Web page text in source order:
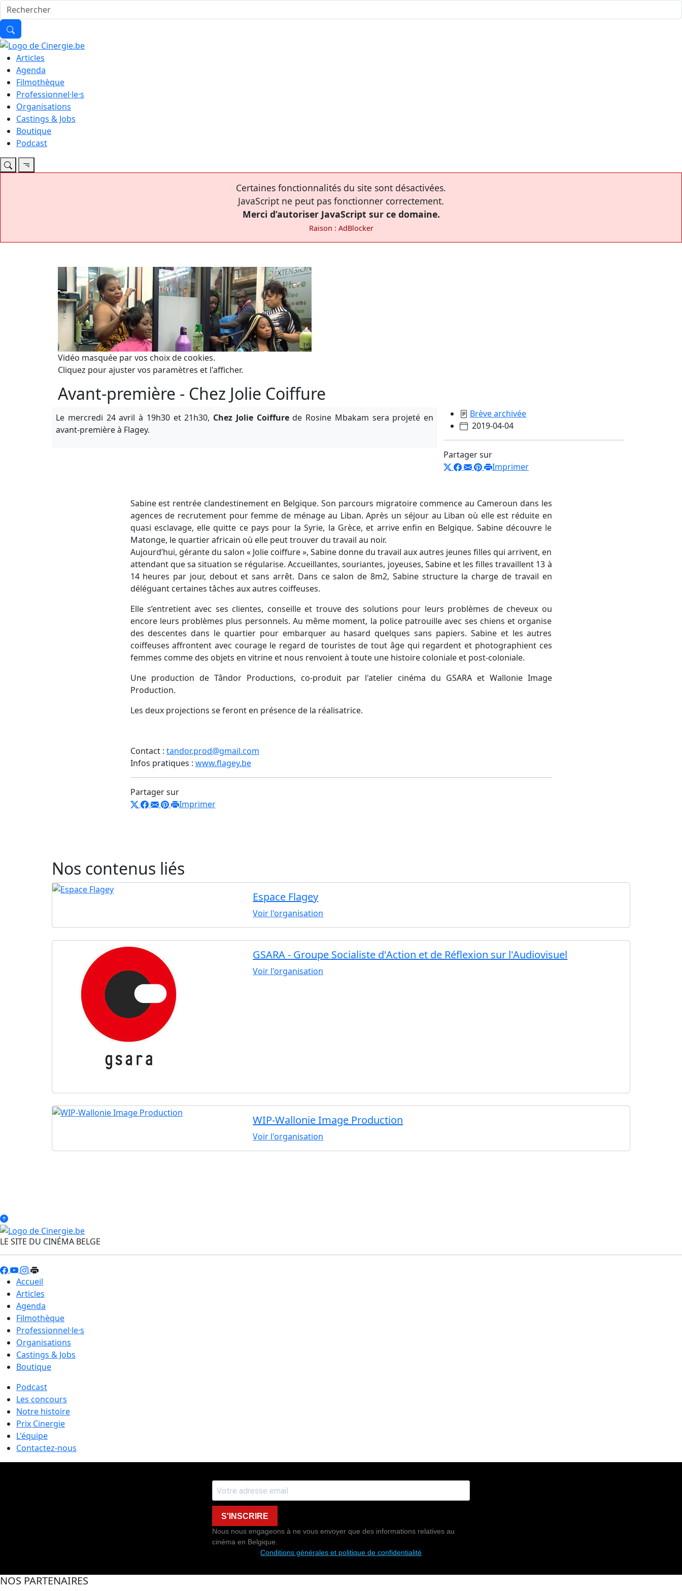
Articles
Agenda
Filmothèque
Professionnel·le·s
Organisations
Castings & Jobs
Boutique
Podcast
Certaines fonctionnalités du site sont désactivées.
JavaScript ne peut pas fonctionner correctement.
Merci d’autoriser JavaScript sur ce domaine.
Raison : AdBlocker
Vidéo masquée par vos choix de cookies.
Cliquez pour ajuster vos paramètres et l'afficher.
Avant-première - Chez Jolie Coiffure
Le mercredi 24 avril à 19h30 et 21h30, Chez Jolie Coiffurede Rosine Mbakam sera projeté en
avant-première à Flagey.
Brève archivée
2019-04-04
Partager sur
Imprimer
Sabine est rentrée clandestinement en Belgique. Son parcours migratoire commence au Cameroun dans les
agences de recrutement pour femme de ménage au Liban. Après un séjour au Liban où elle est réduite en
quasi esclavage, elle quitte ce pays pour la Syrie, la Grèce, et arrive enfin en Belgique. Sabine découvre le
Matonge, le quartier africain où elle peut trouver du travail au noir.
Aujourd’hui, gérante du salon « Jolie coiffure », Sabine donne du travail aux autres jeunes filles qui arrivent, en
attendant que sa situation se régularise. Accueillantes, souriantes, joyeuses, Sabine et les filles travaillent 13 à
14 heures par jour, debout et sans arrêt. Dans ce salon de 8m2, Sabine structure la charge de travail en
déléguant certaines tâches aux autres coiffeuses.
Elle s’entretient avec ses clientes, conseille et trouve des solutions pour leurs problèmes de cheveux ou
encore leurs problèmes plus personnels. Au même moment, la police patrouille avec ses chiens et organise
des descentes dans le quartier pour embarquer au hasard quelques sans papiers. Sabine et les autres
coiffeuses affrontent avec courage le regard de touristes de tout âge qui regardent et photographient ces
femmes comme des objets en vitrine et nous renvoient à toute une histoire coloniale et post-coloniale.
Une production de Tândor Productions, co-produit par l'atelier cinéma du GSARA et Wallonie Image
Production.
Les deux projections se feront en présence de la réalisatrice.
Contact : tandor.prod@gmail.com
Infos pratiques : www.flagey.be
Partager sur
Imprimer
Nos contenus liés
Espace Flagey
Voir l'organisation
GSARA - Groupe Socialiste d'Action et de Réflexion sur l'Audiovisuel
Voir l'organisation
WIP-Wallonie Image Production
Voir l'organisation
LE SITE DU CINÉMA BELGE
Accueil
Articles
Agenda
Filmothèque
Professionnel·le·s
Organisations
Castings & Jobs
Boutique
Podcast
Les concours
Notre histoire
Prix Cinergie
L'équipe
Contactez-nous
S'INSCRIRE
Nous nous engageons à ne vous envoyer que des informations relatives au
cinéma en Belgique.
Conditions générales et politique de confidentialité
NOS PARTENAIRES